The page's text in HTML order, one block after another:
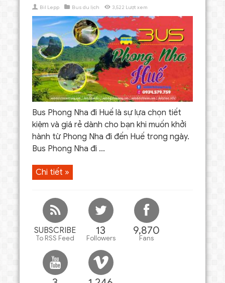
Bil Lepp Bus du lịch 3,522 Lượt xem
Bus Phong Nha đi Huế là sự lựa chọn tiết
kiệm và giá rẻ dành cho bạn khi muốn khởi
hành từ Phong Nha đi đến Huế trong ngày.
Bus Phong Nha đi ...
Chi tiết »
SUBSCRIBE
To RSS Feed
13
Followers
9,870
Fans